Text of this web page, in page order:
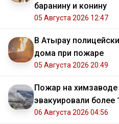
баранину и конину
05 Августа 2026 12:47
В Атырау
дома при пожаре
05 Августа 2026 20:49
Пожар на
эвакуировали более
06 Августа 2026 04:56